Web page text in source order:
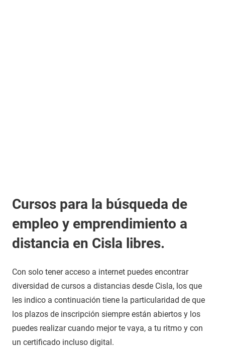
Cursos para la búsqueda de
empleo y emprendimiento a
distancia en Cisla libres.
Con solo tener acceso a internet puedes encontrar
diversidad de cursos a distancias desde Cisla, los que
les indico a continuación tiene la particularidad de que
los plazos de inscripción siempre están abiertos y los
puedes realizar cuando mejor te vaya, a tu ritmo y con
un certificado incluso digital.